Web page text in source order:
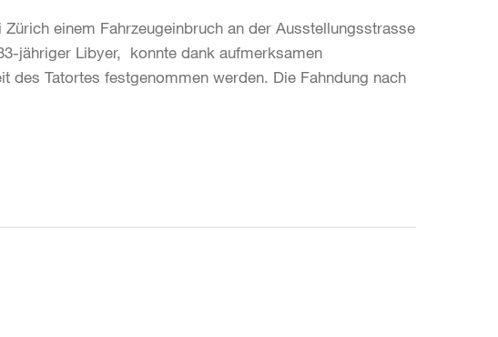
einem Fahrzeugeinbruch an der Ausstellungsstrasse
jähriger Libyer, konnte dank aufmerksamen
des Tatortes festgenommen werden. Die Fahndung nach